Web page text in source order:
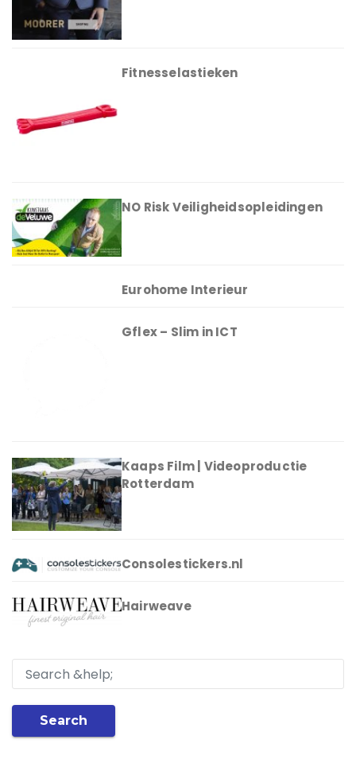
Fitnesselastieken
NO Risk Veiligheidsopleidingen
Eurohome Interieur
Gflex – Slim in ICT
Kaaps Film | Videoproductie
Rotterdam
Consolestickers.nl
Hairweave
Search